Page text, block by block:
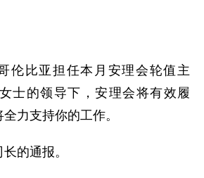
伦比亚担任本月安理会轮值主
士的领导下，安理会将有效履
力支持你的工作。
的通报。